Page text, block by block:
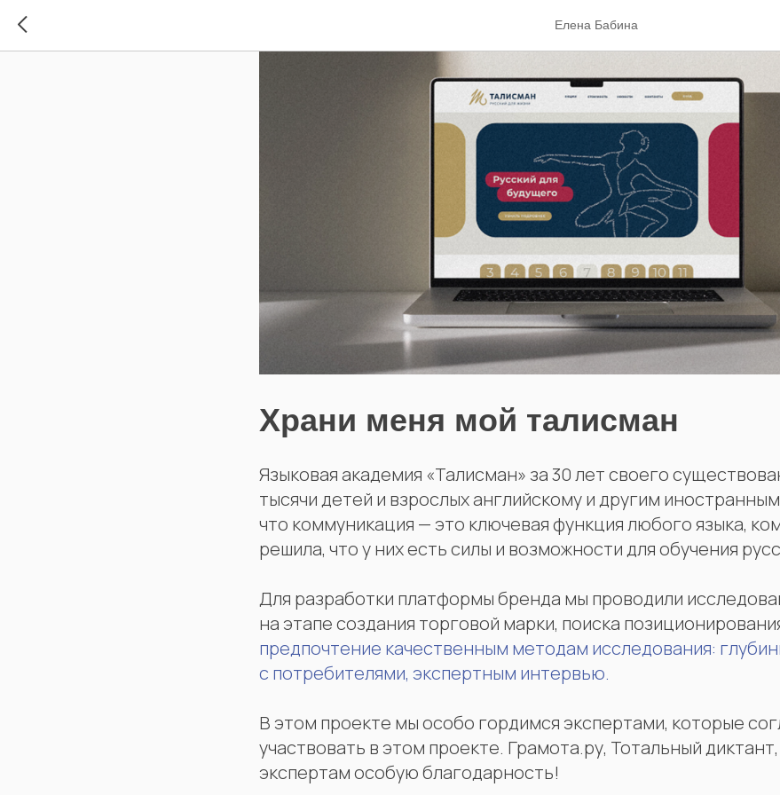
Елена Бабина
Храни меня мой талисман
Языковая академия «Талисман» за 30 лет своего
тысячи детей и взрослых английскому и другим
что коммуникация — это ключевая функция любого языка,
решила, что у них есть силы и возможности для обучения
Для разработки платформы бренда мы проводили
на этапе создания торговой марки, поиска
предпочтение качественным методам исследования:
с потребителями, экспертным интервью.
В этом проекте мы особо гордимся экспертами, которые
участвовать в этом проекте. Грамота.ру, Тотальный
экспертам особую благодарность!